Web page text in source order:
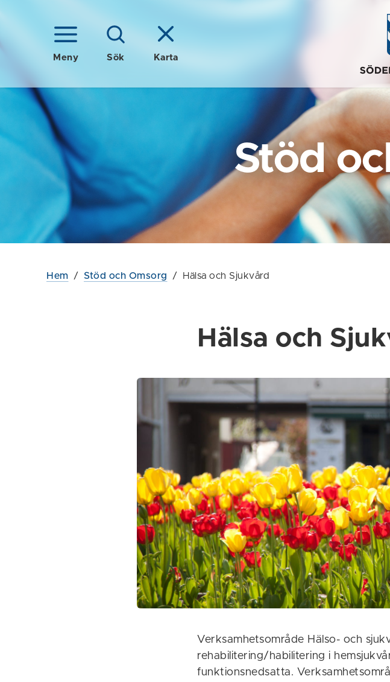
Meny Sök Karta
Stöd
Hem / Stöd och Omsorg / Hälsa och Sjukvård
Hälsa och
Verksamhetsområde Hälso- och
rehabilitering/habilitering i
funktionsnedsatta.